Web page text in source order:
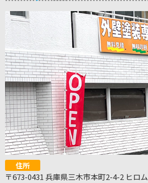
住所
〒673-0431 兵庫県三木市本町2-4-2 ヒロ